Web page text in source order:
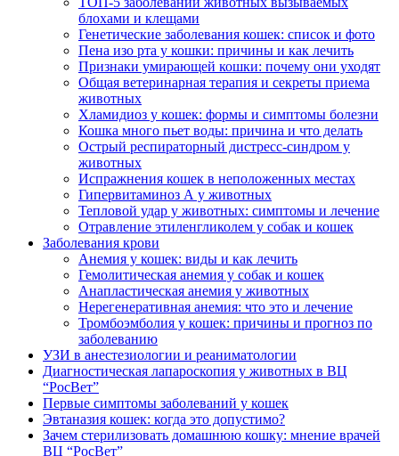
блохами и клещами
Генетические заболевания кошек: список и фото
Пена изо рта у кошки: причины и как лечить
Признаки умирающей кошки: почему они уходят
Общая ветеринарная терапия и секреты приема
животных
Хламидиоз у кошек: формы и симптомы болезни
Кошка много пьет воды: причина и что делать
Острый респираторный дистресс-синдром у
животных
Испражнения кошек в неположенных местах
Гипервитаминоз А у животных
Тепловой удар у животных: симптомы и лечение
Отравление этиленгликолем у собак и кошек
Заболевания крови
Анемия у кошек: виды и как лечить
Гемолитическая анемия у собак и кошек
Анапластическая анемия у животных
Нерегенеративная анемия: что это и лечение
Тромбоэмболия у кошек: причины и прогноз по
заболеванию
УЗИ в анестезиологии и реаниматологии
Диагностическая лапароскопия у животных в ВЦ
“РосВет”
Первые симптомы заболеваний у кошек
Эвтаназия кошек: когда это допустимо?
Зачем стерилизовать домашнюю кошку: мнение врачей
ВЦ “РосВет”